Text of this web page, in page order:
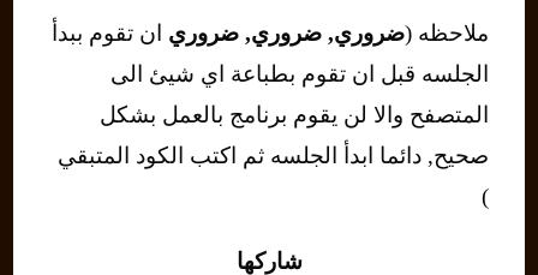
ملاحظه (ضروري, ضروري, ضروري ان تقوم ببدأ
الجلسه قبل ان تقوم بطباعة اي شيئ الى
المتصفح والا لن يقوم برنامج بالعمل بشكل
صحيح, دائما ابدأ الجلسه ثم اكتب الكود المتبقي
)
شاركها